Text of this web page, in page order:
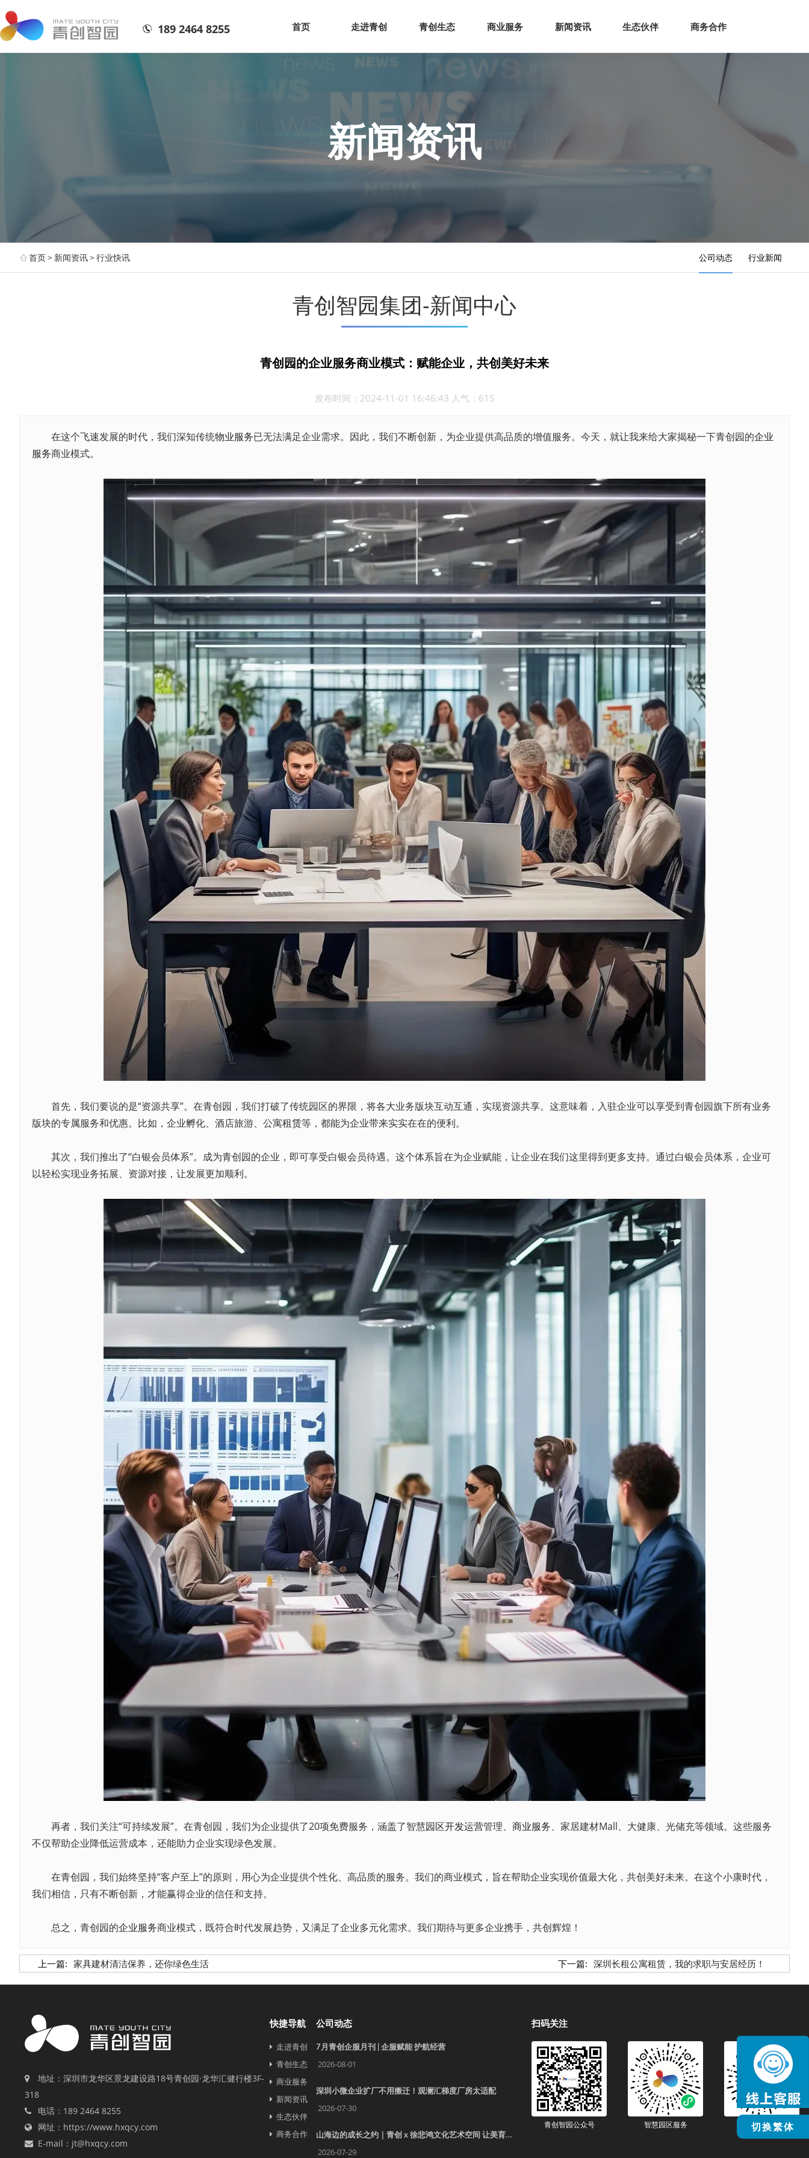
网站首页 走进青创 青创生态 商业服务 新闻资讯 生态伙伴
189 2464 8255 首页 走进青创 青创生态 商业服务 新闻资讯 生态伙伴 商务合作
新闻资讯
首页> 新闻资讯>行业快讯 公司动态 行业新闻
青创智园集团-新闻中心
青创园的企业服务商业模式：赋能企业，共创美好未来
发布时间：2024-11-01 16:46:43 人气：615
在这个飞速发展的时代，我们深知传统物业服务已无法满足企业需求。因此，我们不断创新，为企业提供高品质的增值服务。今天，就让我来给大家揭秘一下青创园的企业
服务商业模式。
首先，我们要说的是“资源共享”。在青创园，我们打破了传统园区的界限，将各大业务版块互动互通，实现资源共享。这意味着，入驻企业可以享受到青创园旗下所有业务
版块的专属服务和优惠。比如，企业孵化、酒店旅游、公寓租赁等，都能为企业带来实实在在的便利。
其次，我们推出了“白银会员体系”。成为青创园的企业，即可享受白银会员待遇。这个体系旨在为企业赋能，让企业在我们这里得到更多支持。通过白银会员体系，企业可
以轻松实现业务拓展、资源对接，让发展更加顺利。
再者，我们关注“可持续发展”。在青创园，我们为企业提供了20项免费服务，涵盖了智慧园区开发运营管理、 商业服务、家居建材Mall、大健康、光储充等领域。这些服务
不仅帮助企业降低运营成本，还能助力企业实现绿色发展。
在青创园，我们始终坚持“客户至上”的原则，用心为企业提供个性化、高品质的服务。我们的商业模式，旨在帮助企业实现价值最大化，共创美好未来。在这个小康时代，
我们相信，只有不断创新，才能赢得企业的信任和支持。
总之，青创园的企业服务商业模式，既符合时代发展趋势，又满足了企业多元化需求。我们期待与更多企业携手，共创辉煌！
上一篇: 家具建材清洁保养，还你绿色生活 下一篇: 深圳长租公寓租赁，我的求职与安居经历！
切换繁体
地址：深圳市龙华区景龙建设路18号青创园·龙华汇健行楼3F-
318
电话：189 2464 8255
网址：https://www.hxqcy.com
E-mail：jt@hxqcy.com
快捷导航
走进青创
青创生态
商业服务
新闻资讯
生态伙伴
商务合作
公司动态
7月青创企服月刊 | 企服赋能 护航经营
2026-08-01
深圳小微企业扩厂不用搬迁！观澜汇梯度厂房太适配
2026-07-30
山海边的成长之约｜青创 x 徐悲鸿文化艺术空间 让美育照见更远的世界
2026-07-29
扫码关注
青创智园公众号 智慧园区服务 智慧生活服务